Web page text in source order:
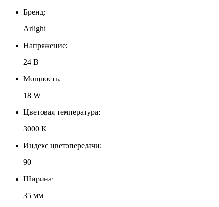
Бренд:
Arlight
Напряжение:
24 В
Мощность:
18 W
Цветовая температура:
3000 K
Индекс цветопередачи:
90
Ширина:
35 мм